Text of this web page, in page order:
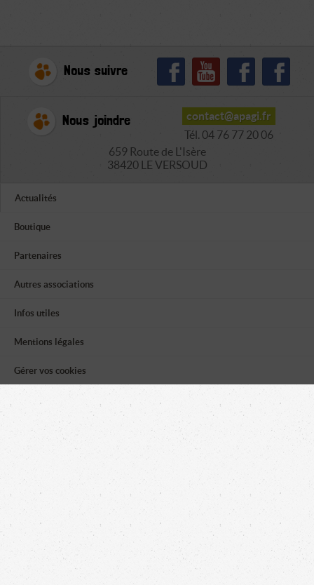
Nous suivre
Nous joindre
contact@apagi.fr
Tél. 04 76 77 20 06
659 Route de L'Isère
38420 LE VERSOUD
Actualités
Boutique
Partenaires
Autres associations
Infos utiles
Mentions légales
Gérer vos cookies